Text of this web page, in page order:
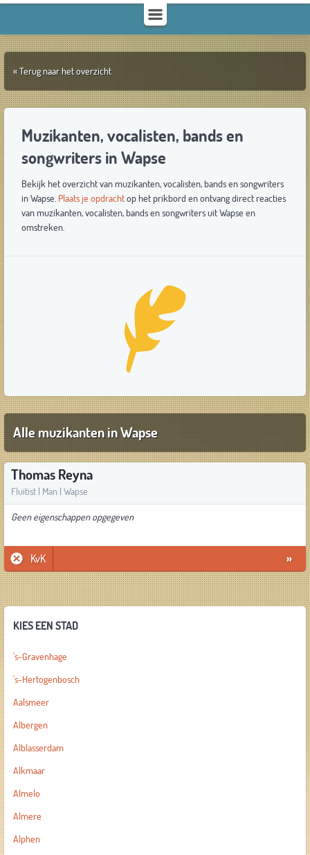
« Terug naar het overzicht
Muzikanten, vocalisten, bands en
songwriters in Wapse
Bekijk het overzicht van muzikanten, vocalisten, bands en songwriters
in Wapse. Plaats je opdrachtop het prikbord en ontvang direct reacties
van muzikanten, vocalisten, bands en songwriters uit Wapse en
omstreken.
Alle muzikanten in Wapse
Thomas Reyna
Fluitist | Man | Wapse
Geen eigenschappen opgegeven
KvK »
KIES EEN STAD
's-Gravenhage
's-Hertogenbosch
Aalsmeer
Albergen
Alblasserdam
Alkmaar
Almelo
Almere
Alphen